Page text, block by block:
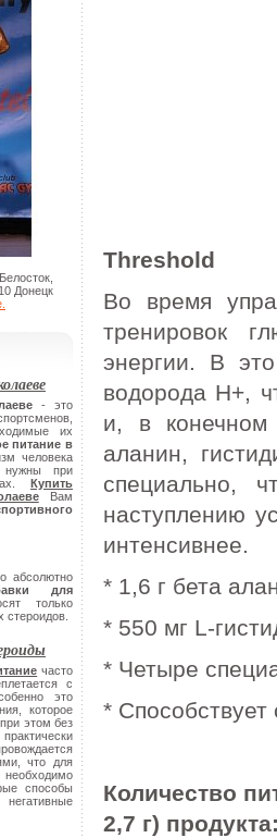
Донецк
- это
их
питание в
человека
нужны при
Купить
Вам
абсолютно
для
только
стероидов.
часто
с
это
которое
этом без
что для
способы
Threshold
Во время
тренировок
энергии. В
водорода H+,
и, в
аланин,
специально,
наступлению
интенсивнее.
* 1,6 г бета
* 550 мг L-
* Четыре
* Способствует
Количество
2,7 г)